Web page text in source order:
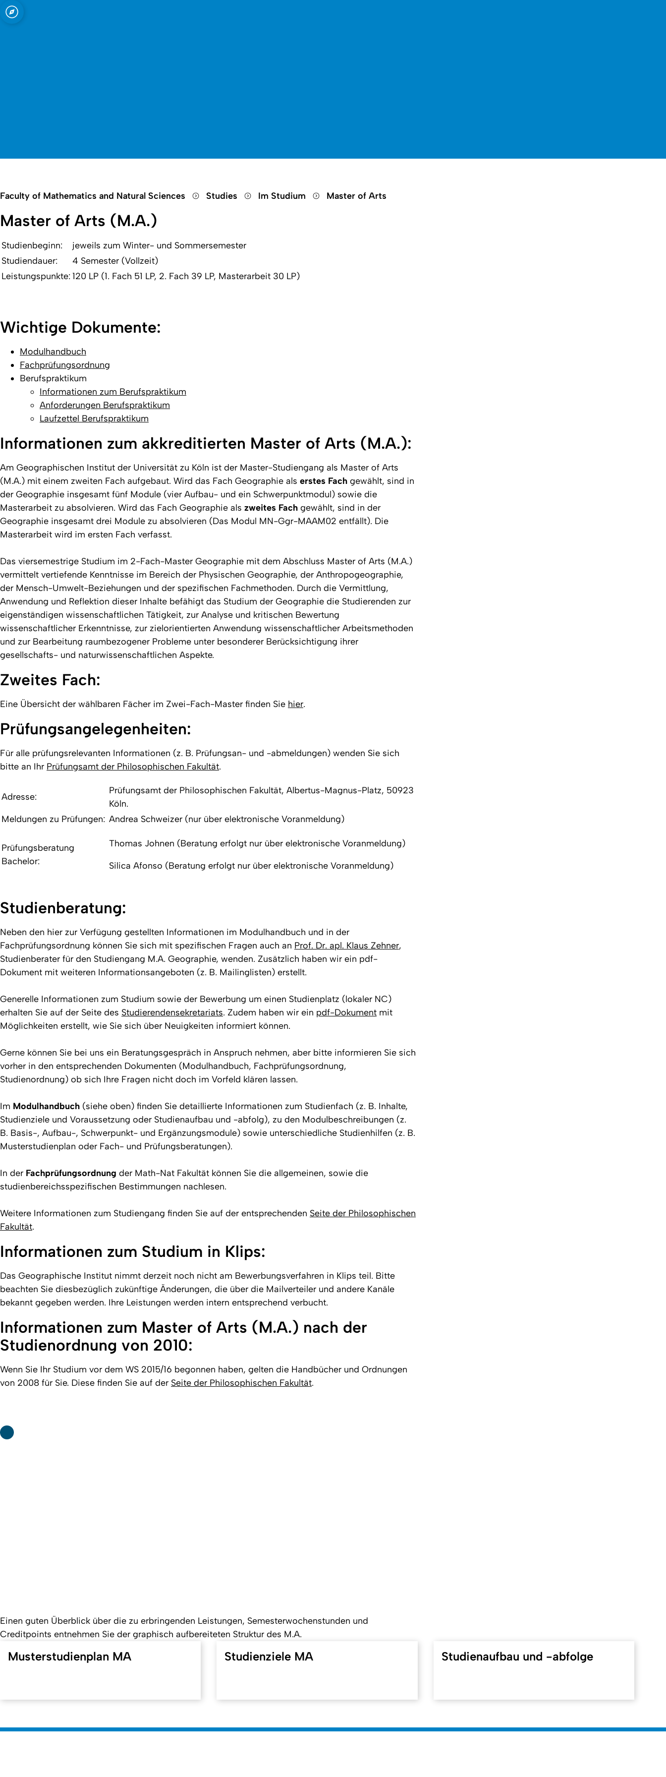
Open quicklink menu
Faculty of Mathematics and Natural Sciences Studies Im Studium Master of Arts
Master of Arts (M.A.)
Studienbeginn:
jeweils zum Winter- und Sommersemester
Studiendauer:
4 Semester (Vollzeit)
Leistungspunkte: 120 LP (1. Fach 51 LP, 2. Fach 39 LP, Masterarbeit 30 LP)
Wichtige Dokumente:
Modulhandbuch
Fachprüfungsordnung
Berufspraktikum
Informationen zum Berufspraktikum
Anforderungen Berufspraktikum
Laufzettel Berufspraktikum
Informationen zum akkreditierten Master of Arts (M.A.):
Am Geographischen Institut der Universität zu Köln ist der Master-Studiengang als Master of Arts
(M.A.) mit einem zweiten Fach aufgebaut. Wird das Fach Geographie als erstes Fach gewählt, sind in
der Geographie insgesamt fünf Module (vier Aufbau- und ein Schwerpunktmodul) sowie die
Masterarbeit zu absolvieren. Wird das Fach Geographie als zweites Fach gewählt, sind in der
Geographie insgesamt drei Module zu absolvieren (Das Modul MN-Ggr-MAAM02 entfällt). Die
Masterarbeit wird im ersten Fach verfasst.
Das viersemestrige Studium im 2-Fach-Master Geographie mit dem Abschluss Master of Arts (M.A.)
vermittelt vertiefende Kenntnisse im Bereich der Physischen Geographie, der Anthropogeographie,
der Mensch-Umwelt-Beziehungen und der spezifischen Fachmethoden. Durch die Vermittlung,
Anwendung und Reflektion dieser Inhalte befähigt das Studium der Geographie die Studierenden zur
eigenständigen wissenschaftlichen Tätigkeit, zur Analyse und kritischen Bewertung
wissenschaftlicher Erkenntnisse, zur zielorientierten Anwendung wissenschaftlicher Arbeitsmethoden
und zur Bearbeitung raumbezogener Probleme unter besonderer Berücksichtigung ihrer
gesellschafts- und naturwissenschaftlichen Aspekte.
Zweites Fach:
Eine Übersicht der wählbaren Fächer im Zwei-Fach-Master finden Sie hier.
Prüfungsangelegenheiten:
Für alle prüfungsrelevanten Informationen (z. B. Prüfungsan- und -abmeldungen) wenden Sie sich
bitte an Ihr Prüfungsamt der Philosophischen Fakultät.
Adresse:
Prüfungsamt der Philosophischen Fakultät, Albertus-Magnus-Platz, 50923
Köln.
Meldungen zu Prüfungen: Andrea Schweizer (nur über elektronische Voranmeldung)
Prüfungsberatung
Bachelor:
Thomas Johnen (Beratung erfolgt nur über elektronische Voranmeldung)
Silica Afonso (Beratung erfolgt nur über elektronische Voranmeldung)
Studienberatung:
Neben den hier zur Verfügung gestellten Informationen im Modulhandbuch und in der
Fachprüfungsordnung können Sie sich mit spezifischen Fragen auch an Prof. Dr. apl. Klaus Zehner,
Studienberater für den Studiengang M.A. Geographie, wenden. Zusätzlich haben wir ein pdf-
Dokument mit weiteren Informationsangeboten (z. B. Mailinglisten) erstellt.
Generelle Informationen zum Studium sowie der Bewerbung um einen Studienplatz (lokaler NC)
erhalten Sie auf der Seite des Studierendensekretariats. Zudem haben wir ein pdf-Dokument mit
Möglichkeiten erstellt, wie Sie sich über Neuigkeiten informiert können.
Gerne können Sie bei uns ein Beratungsgespräch in Anspruch nehmen, aber bitte informieren Sie sich
vorher in den entsprechenden Dokumenten (Modulhandbuch, Fachprüfungsordnung,
Studienordnung) ob sich Ihre Fragen nicht doch im Vorfeld klären lassen.
Im Modulhandbuch (siehe oben) finden Sie detaillierte Informationen zum Studienfach (z. B. Inhalte,
Studienziele und Voraussetzung oder Studienaufbau und -abfolg), zu den Modulbeschreibungen (z.
B. Basis-, Aufbau-, Schwerpunkt- und Ergänzungsmodule) sowie unterschiedliche Studienhilfen (z. B.
Musterstudienplan oder Fach- und Prüfungsberatungen).
In der Fachprüfungsordnung der Math-Nat Fakultät können Sie die allgemeinen, sowie die
studienbereichsspezifischen Bestimmungen nachlesen.
Weitere Informationen zum Studiengang finden Sie auf der entsprechenden Seite der Philosophischen
Fakultät.
Informationen zum Studium in Klips:
Das Geographische Institut nimmt derzeit noch nicht am Bewerbungsverfahren in Klips teil. Bitte
beachten Sie diesbezüglich zukünftige Änderungen, die über die Mailverteiler und andere Kanäle
bekannt gegeben werden. Ihre Leistungen werden intern entsprechend verbucht.
Informationen zum Master of Arts (M.A.) nach der
Studienordnung von 2010:
Wenn Sie Ihr Studium vor dem WS 2015/16 begonnen haben, gelten die Handbücher und Ordnungen
von 2008 für Sie. Diese finden Sie auf der Seite der Philosophischen Fakultät.
Einen guten Überblick über die zu erbringenden Leistungen, Semesterwochenstunden und
Creditpoints entnehmen Sie der graphisch aufbereiteten Struktur des M.A.
Musterstudienplan MA Studienziele MA Studienaufbau und -abfolge